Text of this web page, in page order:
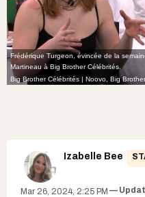
Frédérique Turgeon, évincée de la
Martineau à Big Brother Célébrités.
Big Brother Célébrités | Noovo Big
Izabelle Bee
Mar 26, 2024, 2:25 PM